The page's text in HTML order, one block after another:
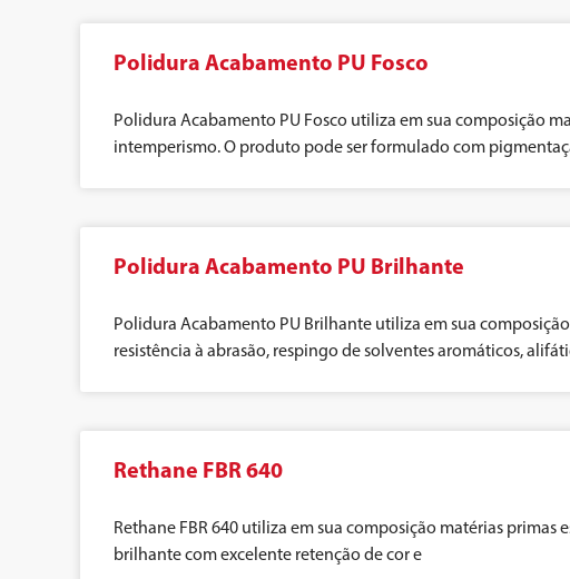
Polidura Acabamento PU Fosco
Polidura Acabamento PU Fosco utiliza em sua composição
intemperismo. O produto pode ser formulado com
Polidura Acabamento PU Brilhante
Polidura Acabamento PU Brilhante utiliza em sua
resistência à abrasão, respingo de solventes aromáticos,
Rethane FBR 640
Rethane FBR 640 utiliza em sua composição matérias
brilhante com excelente retenção de cor e